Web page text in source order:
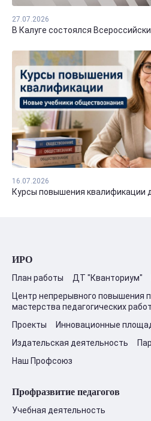
27.07.2026
В Калуге состоялся
16.07.2026
Курсы повышения квалификации
ИРО
План работы ДТ "Кванториум"
Центр непрерывного повышения
мастерства педагогических
Проекты
Инновационные
Издательская деятельность
Наш Профсоюз
Профразвитие педагогов
Учебная деятельность